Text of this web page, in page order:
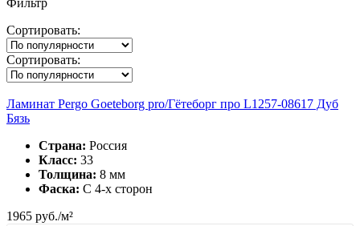
Сортировать:
Сортировать:
Ламинат Pergo Goeteborg pro/Гётеборг про L1257-08617 Дуб
Бязь
Страна: Россия
Класс: 33
Толщина: 8 мм
Фаска: С 4-x сторон
1965 руб./м²